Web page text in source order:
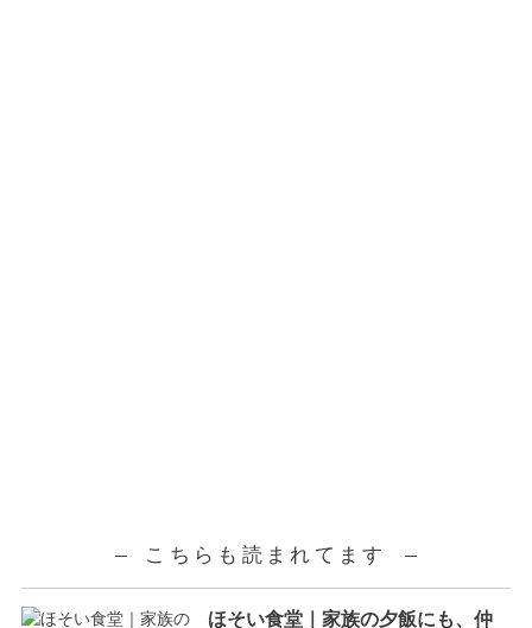
こちらも読まれてます
ほそい食堂｜家族の夕飯にも、仲